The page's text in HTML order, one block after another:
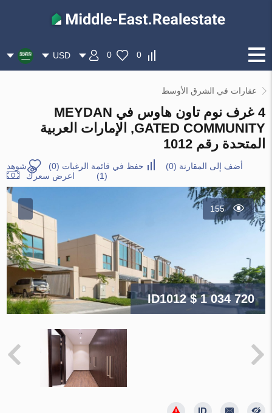
0
0
USD
عقارات في الشرق الأوسط
4 غرف نوم تاون هاوس في MEYDAN
GATED COMMUNITY, الإمارات العربية
المتحدة رقم 1012
أضف إلى المقارنة (
0
) حفظ في قائمة الرغبات (
0
)
شوهد
(1)
اعرض سعرك
155
ID1012$ 1 034 720